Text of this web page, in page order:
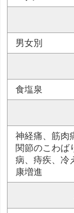
男女別
食塩泉
神経痛、筋肉
関節のこわば
病、痔疾、冷
康増進